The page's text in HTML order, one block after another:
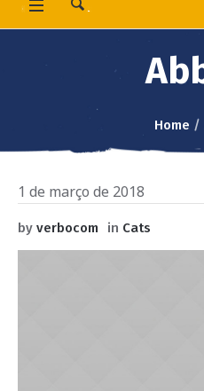
Home /
1 de março de 2018
by verbocom in Cats